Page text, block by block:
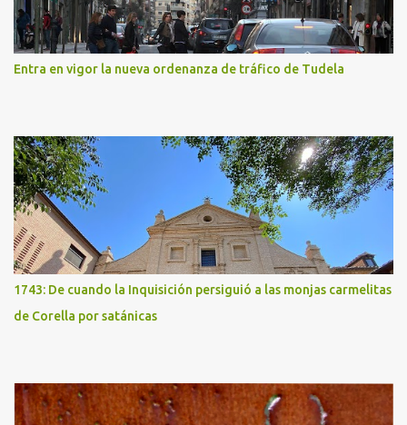
Entra en vigor la nueva ordenanza de tráfico de Tudela
1743: De cuando la Inquisición persiguió a las monjas carmelitas
de Corella por satánicas